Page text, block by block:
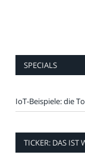
SPECIALS
IoT-Beispiele: die
TICKER: DAS IST